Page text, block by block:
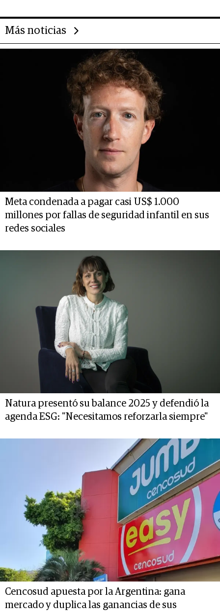
Más noticias
Meta condenada a pagar casi US$ 1.000
millones por fallas de seguridad infantil en sus
redes sociales
Natura presentó su balance 2025 y defendió la
agenda ESG: "Necesitamos reforzarla siempre"
Cencosud apuesta por la Argentina: gana
mercado y duplica las ganancias de sus